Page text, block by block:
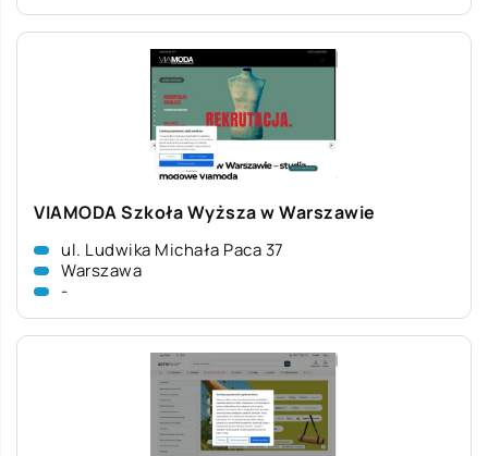
VIAMODA Szkoła Wyższa w Warszawie
ul. Ludwika Michała Paca 37
Warszawa
-